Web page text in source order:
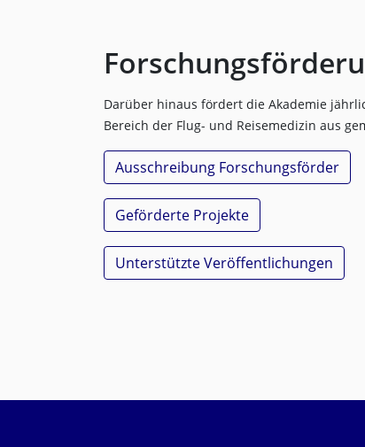
Darüber hinaus fördert die Akademie
Bereich der Flug- und Reisemedizin aus
Ausschreibung Forschungsförder
Geförderte Projekte
Unterstützte Veröffentlichungen